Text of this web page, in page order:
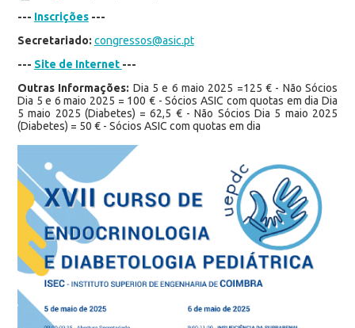
--- Inscrições---
Secretariado: congressos@asic.pt
--- Site de Internet ---
Outras Informações: Dia 5 e 6 maio 2025 =125 € - Não Sócios
Dia 5 e 6 maio 2025 = 100 € - Sócios ASIC com quotas em dia Dia
5 maio 2025 (Diabetes) = 62,5 € - Não Sócios Dia 5 maio 2025
(Diabetes) = 50 € - Sócios ASIC com quotas em dia